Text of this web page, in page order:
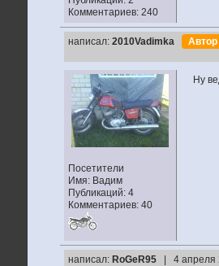
Комментариев: 240
написал: 2010Vadimka
Посетители
Имя: Вадим
Публикаций: 4
Комментариев: 40
Ну
написал: RoGeR95 | 4